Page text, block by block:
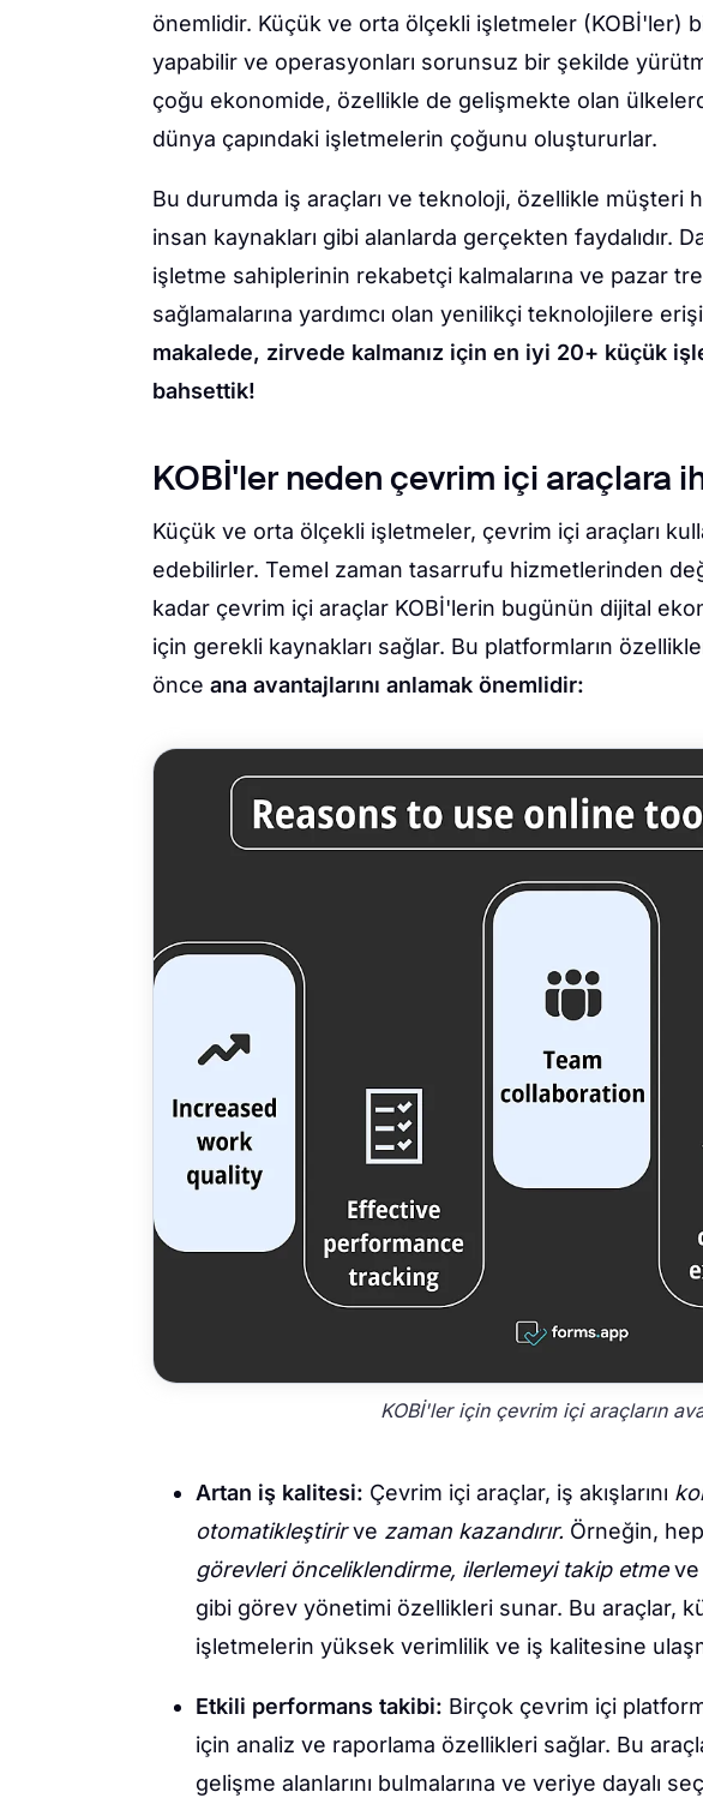
önemlidir. Küçük ve orta ölçekli işletmeler (KOBİ'ler)
yapabilir ve operasyonları sorunsuz bir şekilde
çoğu ekonomide, özellikle de gelişmekte olan
dünya çapındaki işletmelerin çoğunu oluştururlar.
Bu durumda iş araçları ve teknoloji, özellikle müşteri
insan kaynakları gibi alanlarda gerçekten faydalıdır.
işletme sahiplerinin rekabetçi kalmalarına ve pazar
sağlamalarına yardımcı olan yenilikçi teknolojilere
makalede, zirvede kalmanız için en iyi 20+ küçük
bahsettik!
KOBİ'ler neden çevrim içi araçlara
Küçük ve orta ölçekli işletmeler, çevrim içi araçları
edebilirler. Temel zaman tasarrufu hizmetlerinden
kadar çevrim içi araçlar KOBİ'lerin bugünün dijital
için gerekli kaynakları sağlar. Bu platformların
önce ana avantajlarını anlamak önemlidir:
KOBİ'ler için çevrim içi araçların
Artan iş kalitesi: Çevrim içi araçlar, iş akışlarını
otomatikleştirirve zaman kazandırır. Örneğin,
görevleri önceliklendirme, ilerlemeyi takip etmeve
gibi görev yönetimi özellikleri sunar. Bu araçlar,
işletmelerin yüksek verimlilik ve iş kalitesine
Etkili performans takibi: Birçok çevrim içi
için analiz ve raporlama özellikleri sağlar. Bu
gelişme alanlarını bulmalarına ve veriye dayalı